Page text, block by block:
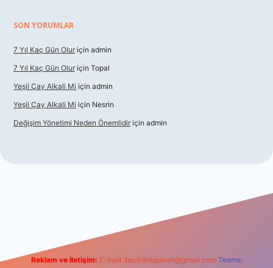
SON YORUMLAR
7 Yıl Kaç Gün Olur için admin
7 Yıl Kaç Gün Olur için Topal
Yeşil Çay Alkali Mi için admin
Yeşil Çay Alkali Mi için Nesrin
Değişim Yönetimi Neden Önemlidir için admin
Reklam ve İletişim: E-mail: backlinkpaneli@gmail.com Teams: